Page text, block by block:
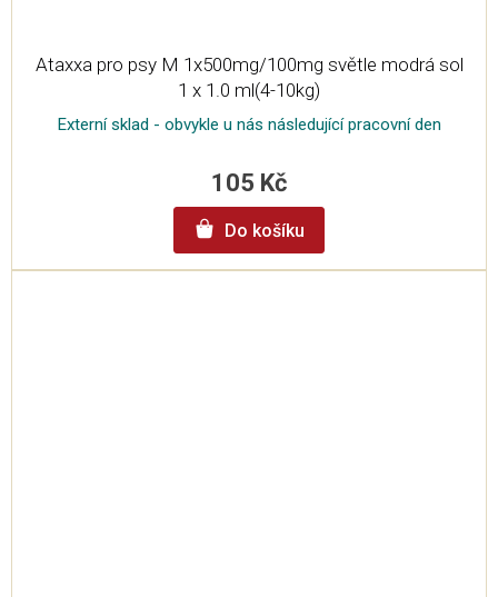
Ataxxa pro psy M 1x500mg/100mg světle modrá sol
1 x 1.0 ml(4-10kg)
Externí sklad - obvykle u nás následující pracovní den
105 Kč
Do košíku